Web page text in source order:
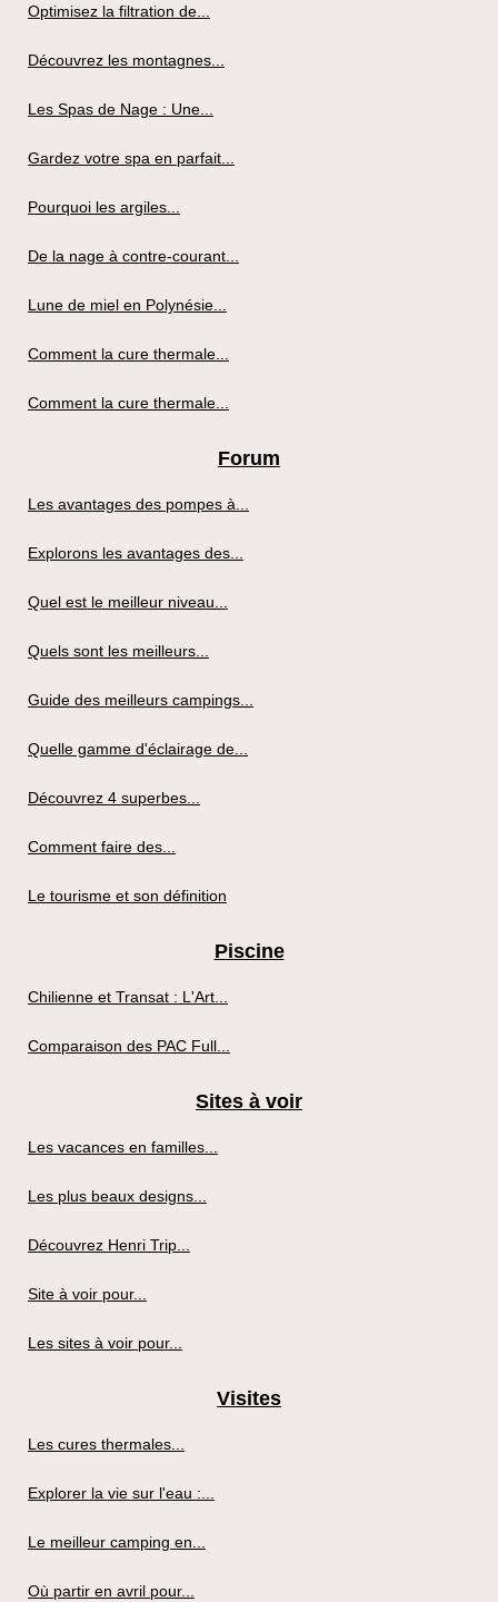
Optimisez la filtration de...
Découvrez les montagnes...
Les Spas de Nage : Une...
Gardez votre spa en parfait...
Pourquoi les argiles...
De la nage à contre-courant...
Lune de miel en Polynésie...
Comment la cure thermale...
Comment la cure thermale...
Forum
Les avantages des pompes à...
Explorons les avantages des...
Quel est le meilleur niveau...
Quels sont les meilleurs...
Guide des meilleurs campings...
Quelle gamme d'éclairage de...
Découvrez 4 superbes...
Comment faire des...
Le tourisme et son définition
Piscine
Chilienne et Transat : L'Art...
Comparaison des PAC Full...
Sites à voir
Les vacances en familles...
Les plus beaux designs...
Découvrez Henri Trip...
Site à voir pour...
Les sites à voir pour...
Visites
Les cures thermales...
Explorer la vie sur l'eau :...
Le meilleur camping en...
Où partir en avril pour...